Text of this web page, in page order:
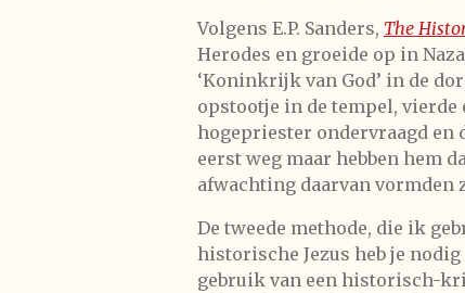
Volgens E.P. Sanders, The
Herodes en groeide op in
‘Koninkrijk van God’ in de
opstootje in de tempel,
hogepriester ondervraagd en
eerst weg maar hebben hem
afwachting daarvan vormden
De tweede methode, die ik
historische Jezus heb je
gebruik van een historisch-